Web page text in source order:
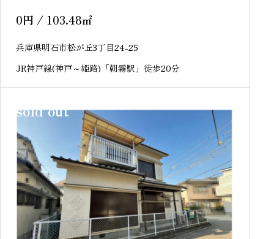
0円 / 103.48㎡
兵庫県明石市松が丘3丁目24-25
JR神戸線(神戸～姫路)「朝霧駅」徒歩20分
sold out